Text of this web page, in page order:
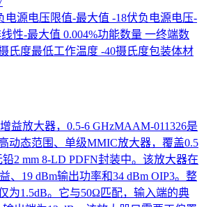
电源电压限值-最大值 -18伏负电源电压-
性-最大值 0.004%功能数量 一终端数
氏度最低工作温度 -40摄氏度包装体材
益放大器，0.5-6 GHzMAAM-011326是
动态范围、单级MMIC放大器，覆盖0.5
2 mm 8-LD PDFN封装中。该放大器在
、19 dBm输出功率和34 dBm OIP3。整
为1.5dB。它与50Ω匹配，输入端的典